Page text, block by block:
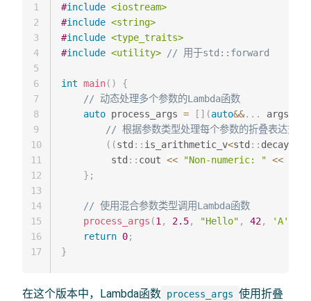
#include <iostream>
#include <string>
#include <type_traits>
#include <utility> // 用于std::forward
int main( )
{
// 动态处理多个参数的Lambda函数
auto process_args = [ ] (auto&&. . . args
// 根据参数类型处理每个参数的折叠表达式
( (std :: is_arithmetic_v<std :: decay_t
         std
:: cout << "Non-numeric: " <<
} ;
// 使用混合参数类型调用Lambda函数
process_args (1 , 2.5, "Hello" , 42, 'A'
return 0;
}
1
2
3
4
5
6
7
8
9
10
11
12
13
14
15
16
17
在这个版本中，Lambda函数 process_args 使用折叠